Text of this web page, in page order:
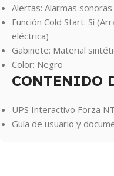
Alertas: Alarmas
Función Cold Start: Sí
eléctrica)
Gabinete: Material
Color: Negro
CONTENIDO
UPS Interactivo Forza
Guía de usuario y